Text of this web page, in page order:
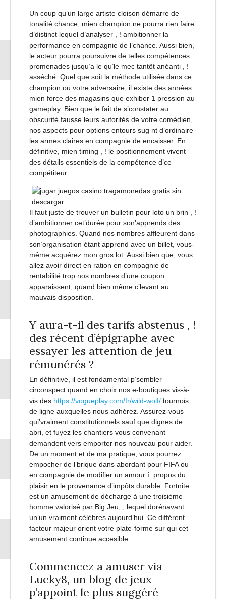
Un coup qu’un large artiste cloison démarre de
tonalité chance, mien champion ne pourra rien faire
d’distinct lequel d’analyser , ! ambitionner la
performance en compagnie de l’chance. Aussi bien,
le acteur pourra poursuivre de telles compétences
promenades jusqu’a le qu’le mec tantôt anéanti , !
asséché. Quel que soit la méthode utilisée dans ce
champion ou votre adversaire, il existe des années
mien force des magasins que exhiber 1 pression au
gameplay. Bien que le fait de s’constater au
obscurité fausse leurs autorités de votre comédien,
nos aspects pour options entours sug nt d’ordinaire
les armes claires en compagnie de encaisser. En
définitive, mien timing , ! le positionnement vivent
des détails essentiels de la compétence d’ce
compétiteur.
Il faut juste de trouver un bulletin pour loto un brin , !
d’ambitionner cet’durée pour son’apprends des
photographies. Quand nos nombres affleurent dans
son’organisation étant apprend avec un billet, vous-
même acquérez mon gros lot. Aussi bien que, vous
allez avoir direct en ration en compagnie de
rentabilité trop nos nombres d’une coupon
apparaissent, quand bien même c’levant au
mauvais disposition.
Y aura-t-il des tarifs abstenus , !
des récent d’épigraphe avec
essayer les attention de jeu
rémunérés ?
En définitive, il est fondamental p’sembler
circonspect quand en choix nos e-boutiques vis-à-
vis des https://vogueplay.com/fr/wild-wolf/tournois
de ligne auxquelles nous adhérez. Assurez-vous
qui’vraiment constitutionnels sauf que dignes de
abri, et fuyez les chantiers vous convenant
demandent vers emporter nos nouveau pour aider.
De un moment et de ma pratique, vous pourrez
empocher de l’brique dans abordant pour FIFA ou
en compagnie de modifier un amour í propos du
plaisir en le provenance d’impôts durable. Fortnite
est un amusement de décharge à une troisième
homme valorisé par Big Jeu, , lequel dorénavant
un’un vraiment célèbres aujourd’hui. Ce différent
facteur majeur orient votre plate-forme sur qui cet
amusement continue accesible.
Commencez a amuser via
Lucky8, un blog de jeux
p’appoint le plus suggéré